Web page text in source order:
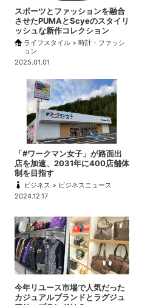
スポーツとファッションを融合
させたPUMAとScyeのスタイリ
ッシュな新作コレクション
ライフスタイル > 時計・ファッシ
ョン
2025.01.01
「#ワークマン女子」が路面出
店を加速、2031年に400店舗体
制を目指す
ビジネス > ビジネスニュース
2024.12.17
今年リユース市場で人気だった
カジュアルブランドとラグジュ